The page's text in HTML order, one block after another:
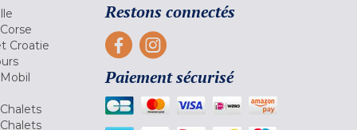
Croatie
Restons connectés
Paiement sécurisé